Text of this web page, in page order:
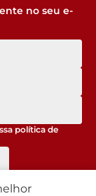
no seu e-
política de